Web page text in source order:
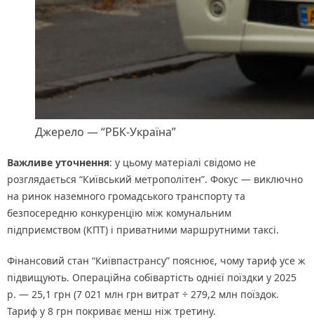
Джерело — “РБК-Україна”
Важливе уточнення: у цьому матеріалі свідомо не
розглядається “Київський метрополітен”. Фокус — виключно
на ринок наземного громадського транспорту та
безпосередню конкуренцію між комунальним
підприємством (КПТ) і приватними маршрутними таксі.
Фінансовий стан “Київпастрансу” пояснює, чому тариф усе ж
підвищують. Операційна собівартість однієї поїздки у 2025
р. — 25,1 грн (7 021 млн грн витрат ÷ 279,2 млн поїздок.
Тариф у 8 грн покриває менш ніж третину.